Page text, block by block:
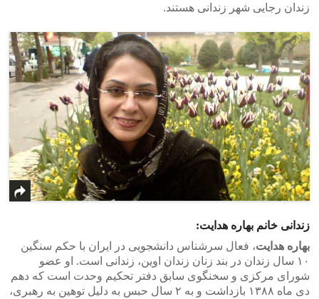
زندان رجایی شهر زندانی هستند.
زندانی خانم بهاره هدایت:
بهاره هدایت، فعال سرشناس دانشجویی در ایران با حکم سنگین
۱۰ سال زندان در بند زنان زندان اوین، زندانی است. او عضو
شورای مرکزی و سخنگوی سابق دفتر تحکیم وحدت است که دهم
دی ماه ۱۳۸۸ بازداشت و به ۲ سال حبس به دلیل توهین به رهبری،